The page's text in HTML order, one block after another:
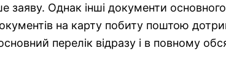
Однак інші документи основного
на карту побиту поштою
перелік відразу і в повному